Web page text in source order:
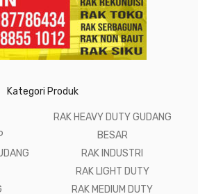
Kategori Produk
RAK HEAVY DUTY GUDANG
BESAR
RAK INDUSTRI
RAK LIGHT DUTY
RAK MEDIUM DUTY